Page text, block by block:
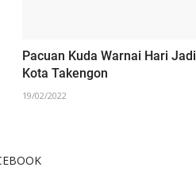
Pacuan Kuda Warnai Hari Jadi
Kota Takengon
19/02/2022